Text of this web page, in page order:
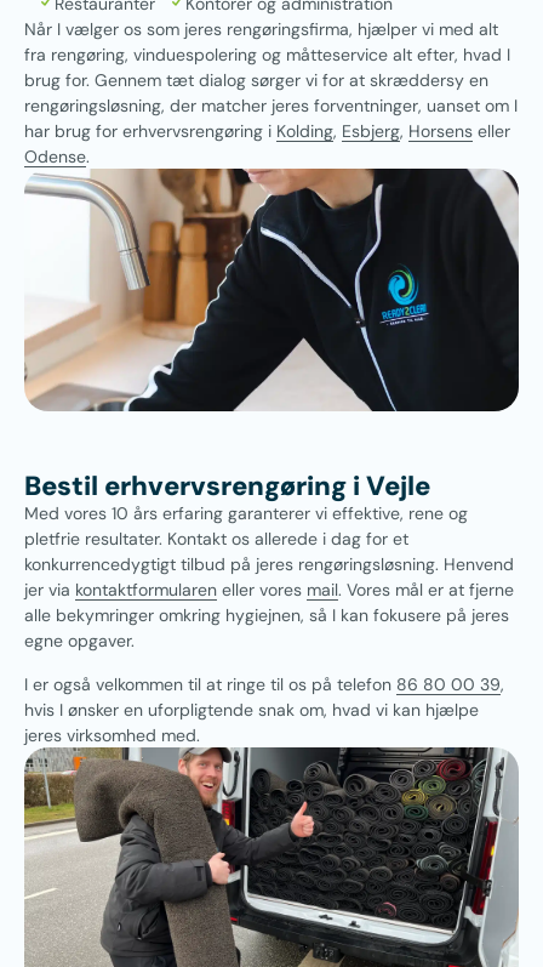
Når I vælger os som jeres rengøringsfirma, hjælper vi med alt
fra rengøring, vinduespolering og måtteservice alt efter, hvad I
brug for. Gennem tæt dialog sørger vi for at skræddersy en
rengøringsløsning, der matcher jeres forventninger, uanset om I
har brug for erhvervsrengøring i Kolding, Esbjerg, Horsens eller
Odense.
Bestil erhvervsrengøring i Vejle
Med vores 10 års erfaring garanterer vi effektive, rene og
pletfrie resultater. Kontakt os allerede i dag for et
konkurrencedygtigt tilbud på jeres rengøringsløsning. Henvend
jer via kontaktformularen eller vores mail. Vores mål er at fjerne
alle bekymringer omkring hygiejnen, så I kan fokusere på jeres
egne opgaver.
I er også velkommen til at ringe til os på telefon 86 80 00 39,
hvis I ønsker en uforpligtende snak om, hvad vi kan hjælpe
jeres virksomhed med.